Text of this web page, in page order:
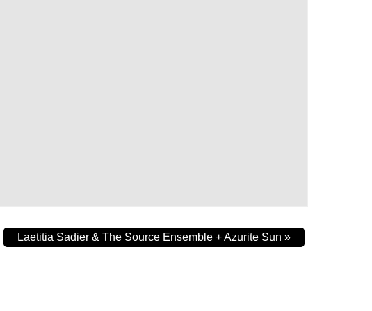
Laetitia Sadier & The Source Ensemble + Azurite Sun »